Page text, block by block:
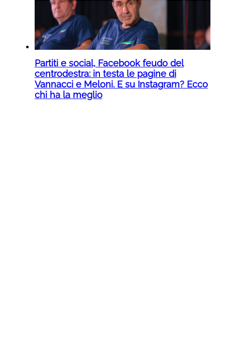
Partiti e social, Facebook feudo del
centrodestra: in testa le pagine di
Vannacci e Meloni. E su Instagram? Ecco
chi ha la meglio